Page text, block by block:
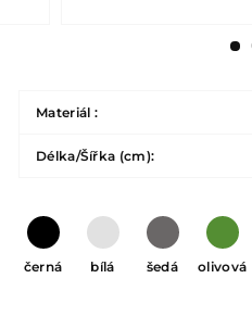
Materiál :
Délka/Šířka (cm):
černá bílá šedá olivová